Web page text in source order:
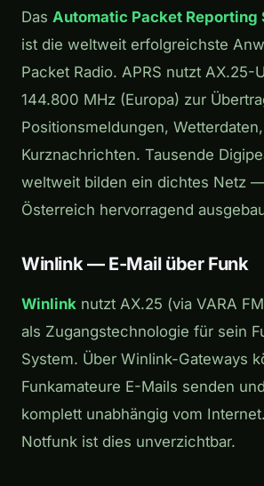
Das Automatic Packet Reporting
ist die weltweit erfolgreichste
Packet Radio. APRS nutzt AX.25-
144.800 MHz (Europa) zur
Positionsmeldungen,
Kurznachrichten. Tausende
weltweit bilden ein dichtes Netz
Österreich hervorragend
Winlink — E-Mail über Funk
Winlink nutzt AX.25 (via VARA
als Zugangstechnologie für sein
System. Über Winlink-Gateways
Funkamateure E-Mails senden
komplett unabhängig vom
Notfunk ist dies unverzichtbar.